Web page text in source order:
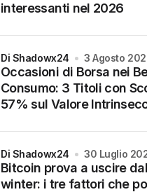
interessanti nel 2026
Occasioni di Borsa nei
Consumo: 3 Titoli con
57% sul Valore
di Shadowx24 3 Agosto
Bitcoin prova a uscire
winter: i tre fattori che
di Shadowx24 30 Luglio